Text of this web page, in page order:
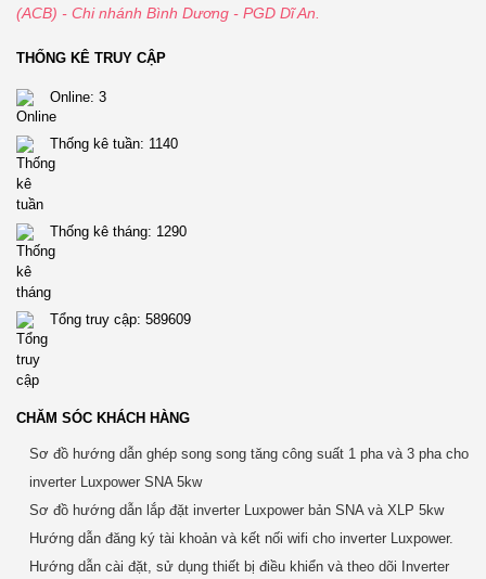
(ACB) - Chi nhánh Bình Dương - PGD Dĩ An.
THỐNG KÊ TRUY CẬP
Online: 3
Thống kê tuần: 1140
Thống kê tháng: 1290
Tổng truy cập: 589609
CHĂM SÓC KHÁCH HÀNG
Sơ đồ hướng dẫn ghép song song tăng công suất 1 pha và 3 pha cho
inverter Luxpower SNA 5kw
Sơ đồ hướng dẫn lắp đặt inverter Luxpower bản SNA và XLP 5kw
Hướng dẫn đăng ký tài khoản và kết nối wifi cho inverter Luxpower.
Hướng dẫn cài đặt, sử dụng thiết bị điều khiển và theo dõi Inverter